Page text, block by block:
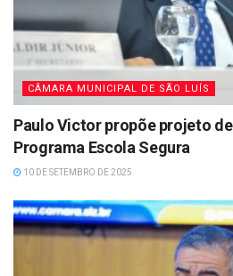
CÂMARA MUNICIPAL DE SÃO LUÍS
Paulo Victor propõe projeto
Programa Escola Segura
10 DE SETEMBRO DE 2025